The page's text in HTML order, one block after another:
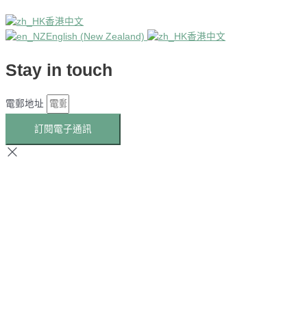
香港中文
English (New Zealand)
香港中文
Stay in touch
電郵地址
訂閱電子通訊